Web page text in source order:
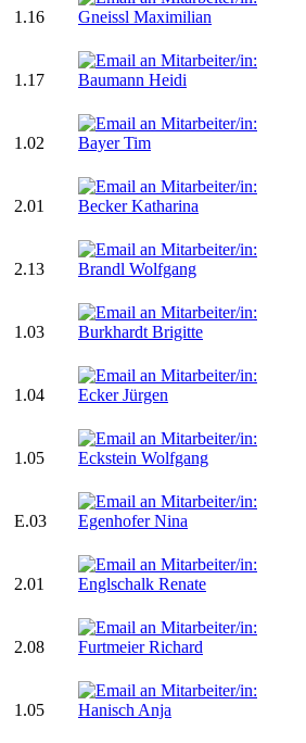
1.16
1.17
1.02
2.01
2.13
1.03
1.04
1.05
E.03
2.01
2.08
1.05